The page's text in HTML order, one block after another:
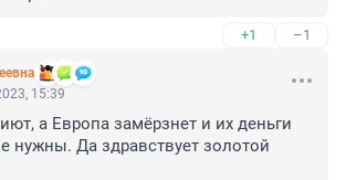
+1 –1
15:39
а Европа замёрзнет и их деньги
нужны. Да здравствует золотой